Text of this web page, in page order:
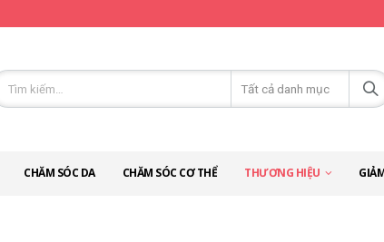
CHĂM SÓC DA CHĂM SÓC CƠ THỂ THƯƠNG HIỆU